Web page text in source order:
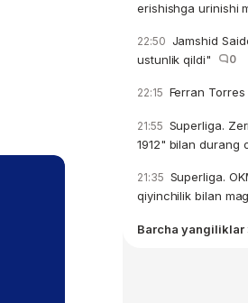
erishishga urinishi
22:50 Jamshid
ustunlik qildi"
0
22:15 Ferran
21:55 Superliga.
1912" bilan durang
21:35 Superliga.
qiyinchilik bilan
Barcha yangiliklar